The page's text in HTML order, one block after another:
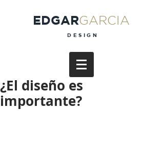
EDGARGARCIA
DESIGN
¿El diseño es
importante?